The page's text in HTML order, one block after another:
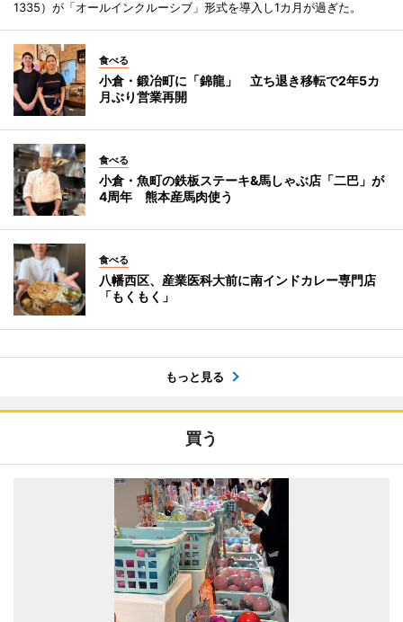
1335）が「オールインクルーシブ」形式を導入し1カ月が過ぎた。
食べる
小倉・鍛冶町に「錦龍」 立ち退き移転で2年5カ
月ぶり営業再開
食べる
小倉・魚町の鉄板ステーキ&馬しゃぶ店「二巴」が
4周年 熊本産馬肉使う
食べる
八幡西区、産業医科大前に南インドカレー専門店
「もくもく」
もっと見る
買う